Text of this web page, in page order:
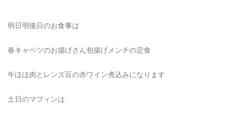
明日明後日のお食事は
春キャベツのお揚げさん包揚げメンチの定食
牛ほほ肉とレンズ豆の赤ワイン煮込みになります
土日のマフィンは